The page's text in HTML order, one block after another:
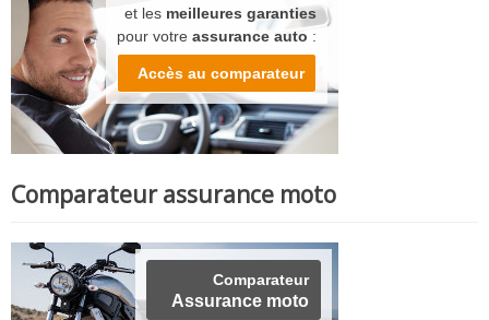
et les meilleures garanties
pour votre assurance auto :
Accès au comparateur
Comparateur assurance moto
Comparateur
Assurance moto